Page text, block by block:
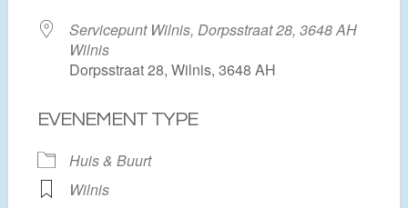
Servicepunt Wilnis, Dorpsstraat 28, 3648 AH
Wilnis
Dorpsstraat 28, Wilnis, 3648 AH
EVENEMENT TYPE
Huis & Buurt
Wilnis